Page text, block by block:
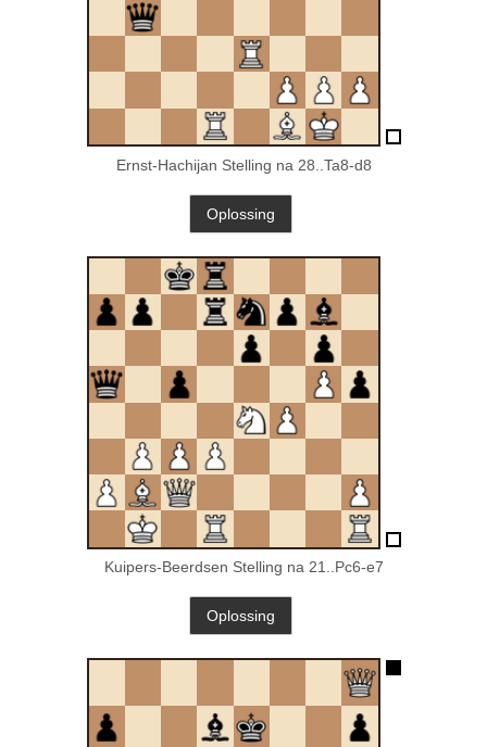
Ernst-Hachijan Stelling na 28..Ta8-d8
Kuipers-Beerdsen Stelling na 21..Pc6-e7